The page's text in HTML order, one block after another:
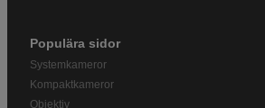
Populära sidor
Systemkameror
Kompaktkameror
Objektiv